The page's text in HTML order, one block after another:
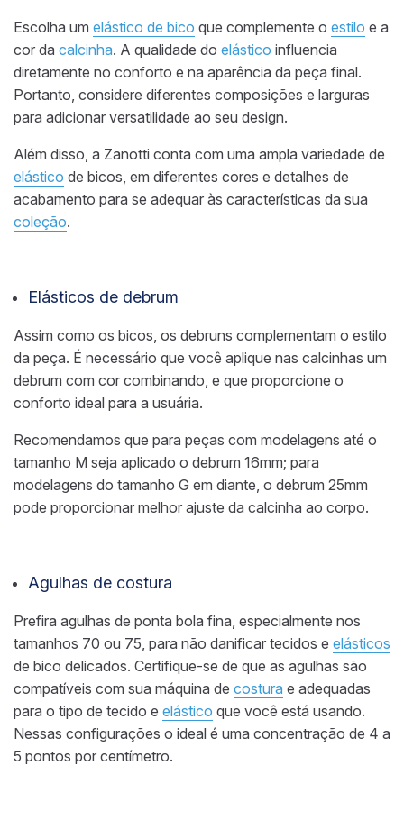
Escolha um elástico de bico que complemente o estilo e a
cor da calcinha. A qualidade do elástico influencia
diretamente no conforto e na aparência da peça final.
Portanto, considere diferentes composições e larguras
para adicionar versatilidade ao seu design.
Além disso, a Zanotti conta com uma ampla variedade de
elástico de bicos, em diferentes cores e detalhes de
acabamento para se adequar às características da sua
coleção.
Elásticos de debrum
Assim como os bicos, os debruns complementam o estilo
da peça. É necessário que você aplique nas calcinhas um
debrum com cor combinando, e que proporcione o
conforto ideal para a usuária.
Recomendamos que para peças com modelagens até o
tamanho M seja aplicado o debrum 16mm; para
modelagens do tamanho G em diante, o debrum 25mm
pode proporcionar melhor ajuste da calcinha ao corpo.
Agulhas de costura
Prefira agulhas de ponta bola fina, especialmente nos
tamanhos 70 ou 75, para não danificar tecidos e elásticos
de bico delicados. Certifique-se de que as agulhas são
compatíveis com sua máquina de costura e adequadas
para o tipo de tecido e elástico que você está usando.
Nessas configurações o ideal é uma concentração de 4 a
5 pontos por centímetro.